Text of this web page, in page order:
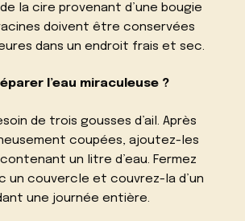
la cire provenant d’une bougie
doivent être conservées
dans un endroit frais et sec.
l’eau miraculeuse ?
de trois gousses d’ail. Après
coupées, ajoutez-les
un litre d’eau. Fermez
un couvercle et couvrez-la d’un
une journée entière.